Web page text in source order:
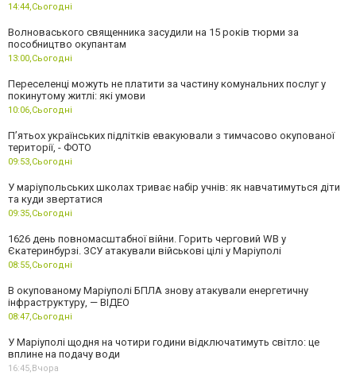
14:44,Сьогодні
Волноваського священника засудили на 15 років тюрми за
пособництво окупантам
13:00,Сьогодні
Переселенці можуть не платити за частину комунальних послуг у
покинутому житлі: які умови
10:06,Сьогодні
П’ятьох українських підлітків евакуювали з тимчасово окупованої
території, - ФОТО
09:53,Сьогодні
У маріупольських школах триває набір учнів: як навчатимуться діти
та куди звертатися
09:35,Сьогодні
1626 день повномасштабної війни. Горить черговий WB у
Єкатеринбурзі. ЗСУ атакували військові цілі у Маріуполі
08:55,Сьогодні
В окупованому Маріуполі БПЛА знову атакували енергетичну
інфраструктуру, — ВІДЕО
08:47,Сьогодні
У Маріуполі щодня на чотири години відключатимуть світло: це
вплине на подачу води
16:45, Вчора